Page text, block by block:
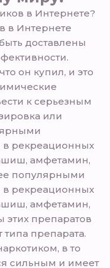
в Интернете?
в Интернете
доставлены
он купил, и это
к серьезным
или
в рекреационных
амфетамин,
популярными
в рекреационных
амфетамин,
препаратов
типа препарата.
в то
сильным и имеет